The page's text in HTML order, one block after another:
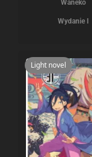
Waneko
Wydanie I
Light novel